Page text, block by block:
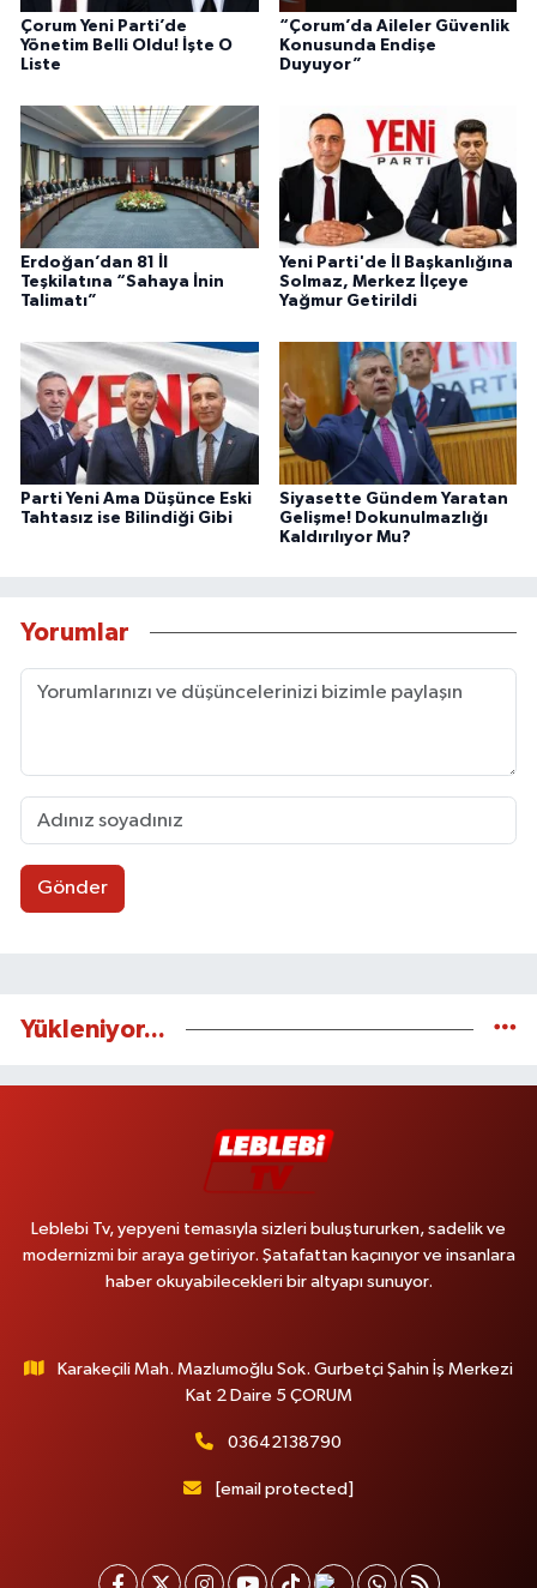
Çorum Yeni Parti’de
Yönetim Belli Oldu! İşte O
Liste
“Çorum’da Aileler Güvenlik
Konusunda Endişe
Duyuyor”
Erdoğan’dan 81 İl
Teşkilatına “Sahaya İnin
Talimatı”
Yeni Parti'de İl Başkanlığına
Solmaz, Merkez İlçeye
Yağmur Getirildi
Parti Yeni Ama Düşünce Eski
Tahtasız ise Bilindiği Gibi
Siyasette Gündem Yaratan
Gelişme! Dokunulmazlığı
Kaldırılıyor Mu?
Yorumlar
Gönder
Yükleniyor...
Leblebi Tv, yepyeni temasıyla sizleri buluştururken, sadelik ve
modernizmi bir araya getiriyor. Şatafattan kaçınıyor ve insanlara
haber okuyabilecekleri bir altyapı sunuyor.
Karakeçili Mah. Mazlumoğlu Sok. Gurbetçi Şahin İş Merkezi
Kat 2 Daire 5 ÇORUM
03642138790
[email protected]